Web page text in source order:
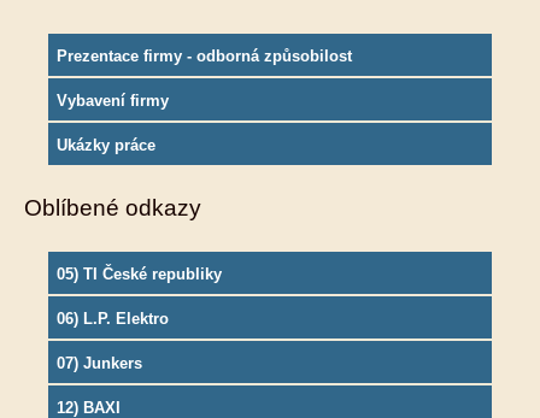
Prezentace firmy - odborná způsobilost
Vybavení firmy
Ukázky práce
Oblíbené odkazy
05) TI České republiky
06) L.P. Elektro
07) Junkers
12) BAXI